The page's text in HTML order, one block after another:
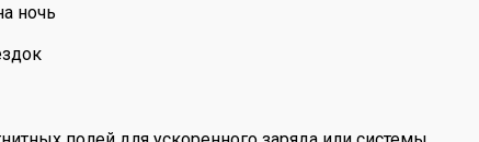
ночь